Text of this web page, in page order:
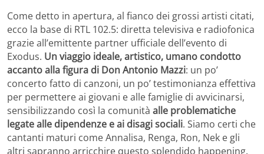
Come detto in apertura, al fianco dei grossi artisti citati,
ecco la base di RTL 102.5: diretta televisiva e radiofonica
grazie all’emittente partner ufficiale dell’evento di
Exodus. Un viaggio ideale, artistico, umano condotto
accanto alla figura di Don Antonio Mazzi: un po’
concerto fatto di canzoni, un po’ testimonianza effettiva
per permettere ai giovani e alle famiglie di avvicinarsi,
sensibilizzando così la comunità alle problematiche
legate alle dipendenze e ai disagi sociali. Siamo certi che
cantanti maturi come Annalisa, Renga, Ron, Nek e gli
altri sapranno arricchire questo splendido happening.